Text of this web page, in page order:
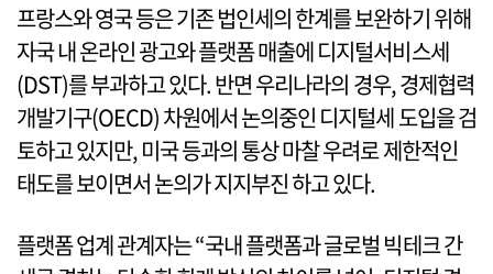
프랑스와 영국 등은 기존 법인세의 한계를 보완하기 위해
자국 내 온라인 광고와 플랫폼 매출에 디지털서비스세
(DST)를 부과하고 있다. 반면 우리나라의 경우, 경제협력
개발기구(OECD) 차원에서 논의중인 디지털세 도입을 검
토하고 있지만, 미국 등과의 통상 마찰 우려로 제한적인
태도를 보이면서 논의가 지지부진 하고 있다.
플랫폼 업계 관계자는 “국내 플랫폼과 글로벌 빅테크 간